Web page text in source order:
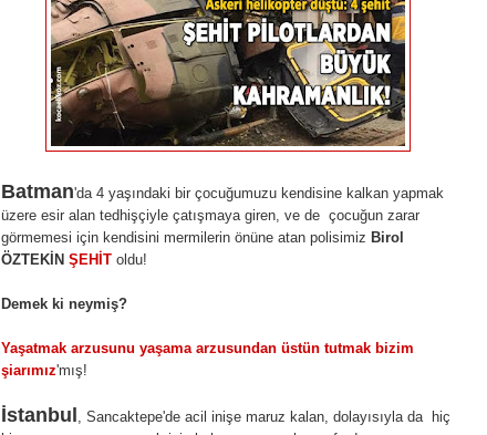
Batman'da 4 yaşındaki bir çocuğumuzu kendisine kalkan yapmak
üzere esir alan tedhişçiyle çatışmaya giren, ve de çocuğun zarar
görmemesi için kendisini mermilerin önüne atan polisimiz Birol
ÖZTEKİN ŞEHİT oldu!
Demek ki neymiş?
Yaşatmak arzusunu yaşama arzusundan üstün tutmak bizim
şiarımız'mış!
İstanbul , Sancaktepe'de acil inişe maruz kalan, dolayısıyla da hiç